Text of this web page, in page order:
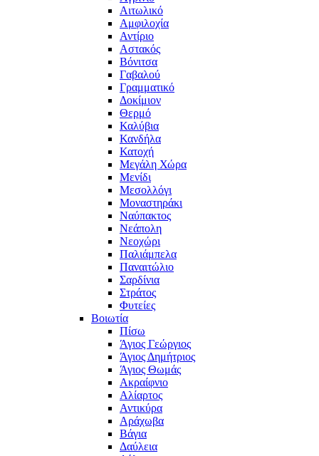
Αιτωλικό
Αμφιλοχία
Αντίριο
Αστακός
Βόνιτσα
Γαβαλού
Γραμματικό
Δοκίμιον
Θερμό
Καλύβια
Κανδήλα
Κατοχή
Μεγάλη Χώρα
Μενίδι
Μεσολλόγι
Μοναστηράκι
Ναύπακτος
Νεάπολη
Νεοχώρι
Παλιάμπελα
Παναιτώλιο
Σαρδίνια
Στράτος
Φυτείες
Βοιωτία
Πίσω
Άγιος Γεώργιος
Άγιος Δημήτριος
Άγιος Θωμάς
Ακραίφνιο
Αλίαρτος
Αντικύρα
Αράχωβα
Βάγια
Δαύλεια